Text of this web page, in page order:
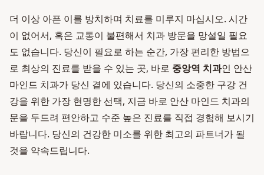
더 이상 아픈 이를 방치하며 치료를 미루지 마십시오. 시간
이 없어서, 혹은 교통이 불편해서 치과 방문을 망설일 필요
도 없습니다. 당신이 필요로 하는 순간, 가장 편리한 방법으
로 최상의 진료를 받을 수 있는 곳, 바로 중앙역 치과인 안산
마인드 치과가 당신 곁에 있습니다. 당신의 소중한 구강 건
강을 위한 가장 현명한 선택, 지금 바로 안산 마인드 치과의
문을 두드려 편안하고 수준 높은 진료를 직접 경험해 보시기
바랍니다. 당신의 건강한 미소를 위한 최고의 파트너가 될
것을 약속드립니다.